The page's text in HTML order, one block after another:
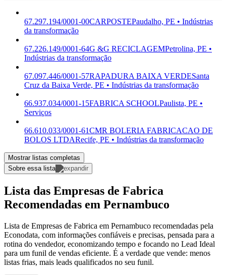
67.297.194/0001-00CARPOSTEPaudalho, PE • Indústrias
da transformação
67.226.149/0001-64G &G RECICLAGEMPetrolina, PE •
Indústrias da transformação
67.097.446/0001-57RAPADURA BAIXA VERDESanta
Cruz da Baixa Verde, PE • Indústrias da transformação
66.937.034/0001-15FABRICA SCHOOLPaulista, PE •
Serviços
66.610.033/0001-61CMR BOLERIA FABRICACAO DE
BOLOS LTDARecife, PE • Indústrias da transformação
Mostrar listas completas
Sobre essa lista
Lista das Empresas de Fabrica
Recomendadas em Pernambuco
Lista de Empresas de Fabrica em Pernambuco recomendadas pela
Econodata, com informações confiáveis e precisas, pensada para a
rotina do vendedor, economizando tempo e focando no Lead Ideal
para um funil de vendas eficiente. É a verdade que vende: menos
listas frias, mais leads qualificados no seu funil.